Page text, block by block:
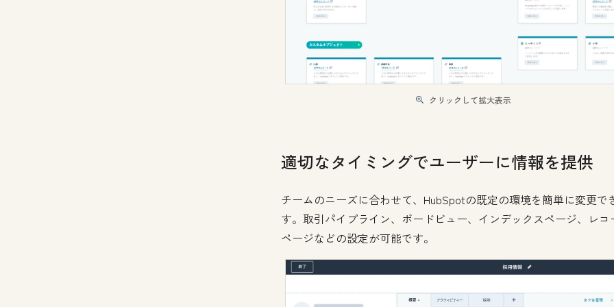
クリックして拡大表示
適切なタイミングでユーザーに情報を提供
チームのニーズに合わせて、HubSpotの既定の環境を簡単に変更で
す。取引パイプライン、ボードビュー、インデックスページ、レコ
ページなどの設定が可能です。